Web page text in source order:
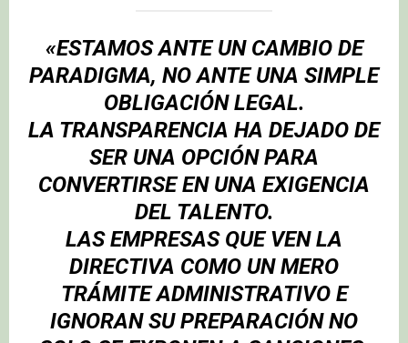
«ESTAMOS ANTE UN CAMBIO DE
PARADIGMA, NO ANTE UNA SIMPLE
OBLIGACIÓN LEGAL.
LA TRANSPARENCIA HA DEJADO DE
SER UNA OPCIÓN PARA
CONVERTIRSE EN UNA EXIGENCIA
DEL TALENTO.
LAS EMPRESAS QUE VEN LA
DIRECTIVA COMO UN MERO
TRÁMITE ADMINISTRATIVO E
IGNORAN SU PREPARACIÓN NO